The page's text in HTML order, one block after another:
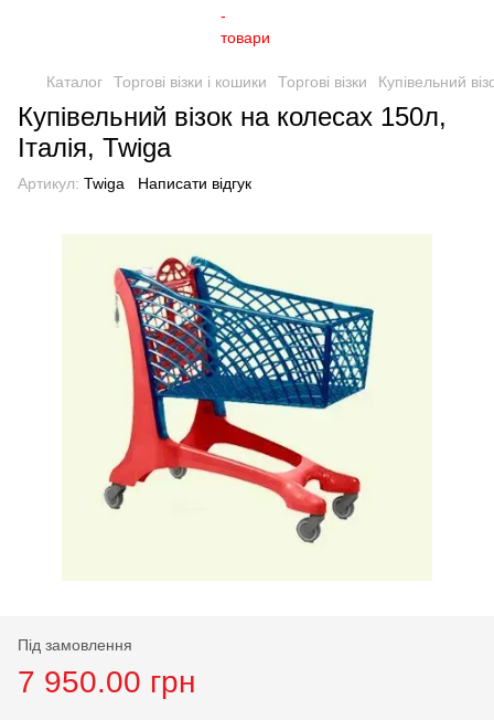
Каталог Торгові візки і кошики Торгові візки Купівельний
Купівельний візок на колесах 150л,
Італія, Twiga
Артикул: Twiga Написати відгук
Під замовлення
7 950.00 грн